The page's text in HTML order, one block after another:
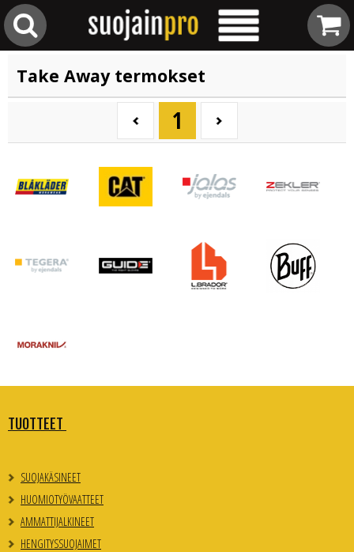
Take Away termokset
1
TUOTTEET
SUOJAKÄSINEET
HUOMIOTYÖVAATTEET
AMMATTIJALKINEET
HENGITYSSUOJAIMET